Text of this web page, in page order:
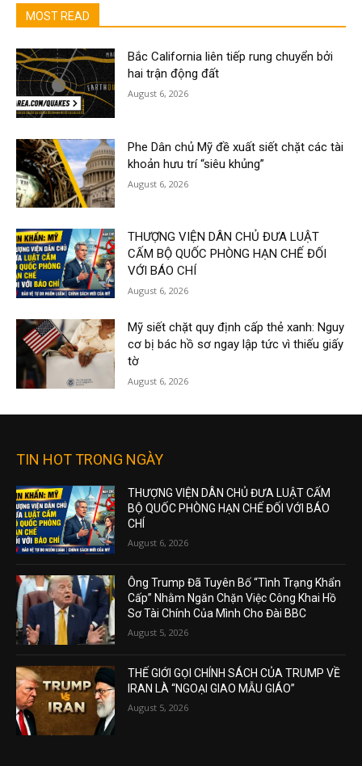
MOST READ
Bắc California liên tiếp rung chuyển bởi
hai trận động đất
August 6, 2026
Phe Dân chủ Mỹ đề xuất siết chặt các tài
khoản hưu trí “siêu khủng”
August 6, 2026
THƯỢNG VIỆN DÂN CHỦ ĐƯA LUẬT
CẤM BỘ QUỐC PHÒNG HẠN CHẾ ĐỐI
VỚI BÁO CHÍ
August 6, 2026
Mỹ siết chặt quy định cấp thẻ xanh: Nguy
cơ bị bác hồ sơ ngay lập tức vì thiếu giấy
tờ
August 6, 2026
TIN HOT TRONG NGÀY
THƯỢNG VIỆN DÂN CHỦ ĐƯA LUẬT CẤM
BỘ QUỐC PHÒNG HẠN CHẾ ĐỐI VỚI BÁO
CHÍ
August 6, 2026
Ông Trump Đã Tuyên Bố “Tình Trạng Khẩn
Cấp” Nhằm Ngăn Chặn Việc Công Khai Hồ
Sơ Tài Chính Của Mình Cho Đài BBC
August 5, 2026
THẾ GIỚI GỌI CHÍNH SÁCH CỦA TRUMP VỀ
IRAN LÀ “NGOẠI GIAO MẪU GIÁO”
August 5, 2026